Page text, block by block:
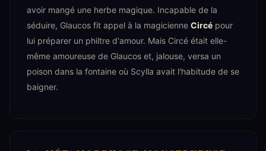
avoir mangé une herbe magique. Incapable de la
séduire, Glaucos fit appel à la magicienne Circé pour
lui préparer un philtre d'amour. Mais Circé était elle-
même amoureuse de Glaucos et, jalouse, versa un
poison dans la fontaine où Scylla avait l'habitude de se
baigner.